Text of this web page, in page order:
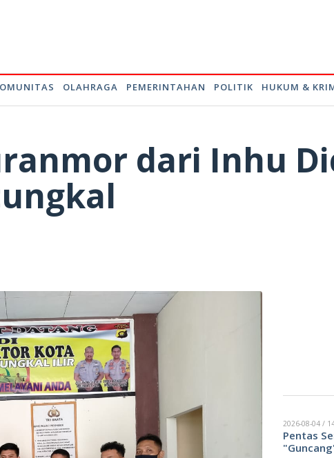
OLAHRAGA PEMERINTAHAN POLITIK HUKUM &
dari Inhu
2026-08-04 /
Pentas